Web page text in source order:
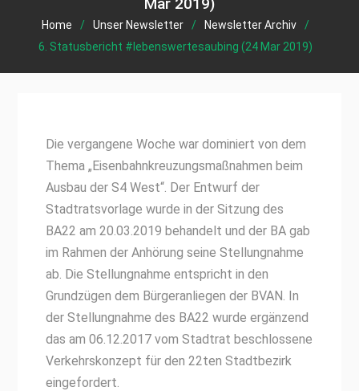
Home Unser Newsletter
Newsletter Archiv
6. Statusbericht #lebenswertesaubing (24 Mar 2019)
Die vergangene Woche war dominiert von dem
Thema „Eisenbahnkreuzungsmaßnahmen beim
Ausbau der S4 West“. Der Entwurf der
Stadtratsvorlage wurde in der Sitzung des
BA22 am 20.03.2019 behandelt und der BA gab
im Rahmen der Anhörung seine Stellungnahme
ab. Die Stellungnahme entspricht in den
Grundzügen dem Bürgeranliegen der BVAN. In
der Stellungnahme des BA22 wurde ergänzend
das am 06.12.2017 vom Stadtrat beschlossene
Verkehrskonzept für den 22ten Stadtbezirk
eingefordert.